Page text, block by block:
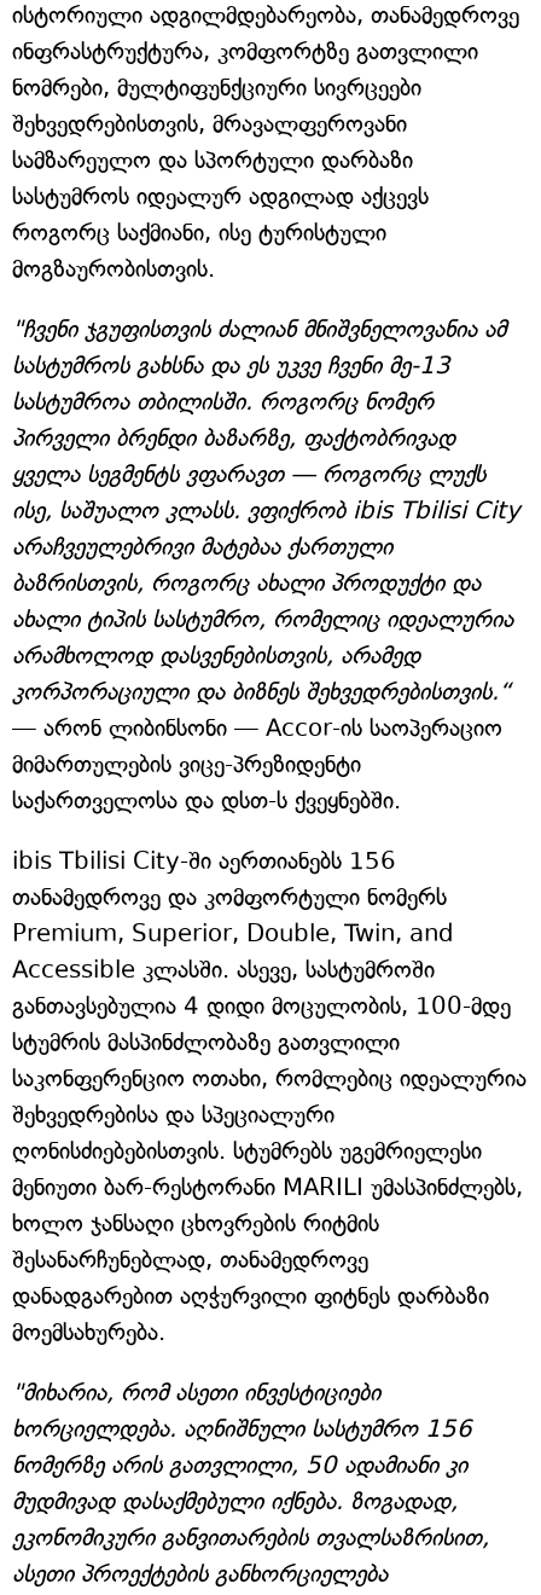
ისტორიული ადგილმდებარეობა, თანამედროვე
ინფრასტრუქტურა, კომფორტზე გათვლილი
ნომრები, მულტიფუნქციური სივრცეები
შეხვედრებისთვის, მრავალფეროვანი
სამზარეულო და სპორტული დარბაზი
სასტუმროს იდეალურ ადგილად აქცევს
როგორც საქმიანი, ისე ტურისტული
მოგზაურობისთვის.
"ჩვენი ჯგუფისთვის ძალიან მნიშვნელოვანია ამ
სასტუმროს გახსნა და ეს უკვე ჩვენი მე-13
სასტუმროა თბილისში. როგორც ნომერ
პირველი ბრენდი ბაზარზე, ფაქტობრივად
ყველა სეგმენტს ვფარავთ — როგორც ლუქს
ისე, საშუალო კლასს. ვფიქრობ ibis Tbilisi City
არაჩვეულებრივი მატებაა ქართული
ბაზრისთვის, როგორც ახალი პროდუქტი და
ახალი ტიპის სასტუმრო, რომელიც იდეალურია
არამხოლოდ დასვენებისთვის, არამედ
კორპორაციული და ბიზნეს შეხვედრებისთვის.“
— არონ ლიბინსონი — Accor-ის საოპერაციო
მიმართულების ვიცე-პრეზიდენტი
საქართველოსა და დსთ-ს ქვეყნებში.
ibis Tbilisi City-ში აერთიანებს 156
თანამედროვე და კომფორტული ნომერს
Premium, Superior, Double, Twin, and
Accessible კლასში. ასევე, სასტუმროში
განთავსებულია 4 დიდი მოცულობის, 100-მდე
სტუმრის მასპინძლობაზე გათვლილი
საკონფერენციო ოთახი, რომლებიც იდეალურია
შეხვედრებისა და სპეციალური
ღონისძიებებისთვის. სტუმრებს უგემრიელესი
მენიუთი ბარ-რესტორანი MARILI უმასპინძლებს,
ხოლო ჯანსაღი ცხოვრების რიტმის
შესანარჩუნებლად, თანამედროვე
დანადგარებით აღჭურვილი ფიტნეს დარბაზი
მოემსახურება.
"მიხარია, რომ ასეთი ინვესტიციები
ხორციელდება. აღნიშნული სასტუმრო 156
ნომერზე არის გათვლილი, 50 ადამიანი კი
მუდმივად დასაქმებული იქნება. ზოგადად,
ეკონომიკური განვითარების თვალსაზრისით,
ასეთი პროექტების განხორციელება